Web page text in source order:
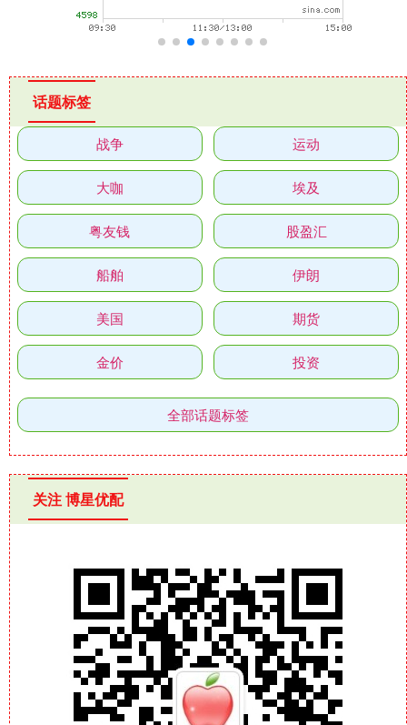
话题标签
战争 运动
大咖 埃及
粤友钱 股盈汇
船舶 伊朗
美国 期货
金价 投资
全部话题标签
关注 博星优配